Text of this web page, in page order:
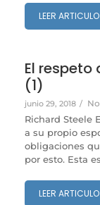
LEER ARTICULO
El
(1)
junio 29, 2018 /
Richard Steele
a su propio
obligaciones
por esto. Esta
LEER ARTICULO